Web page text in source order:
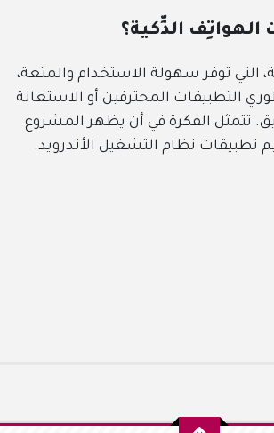
الذِّكية؟
توفر سهولة الاستخدام والمتعة،
التطبيقات المحترفين أو الاستعانة
تتمثل الفكرة في أن يظهر المشروع
نظام التشغيل الأندرويد.